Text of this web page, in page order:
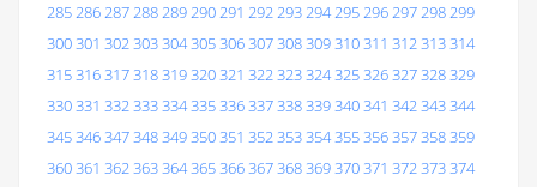
285286287288289290291 292293294295296297298299
300301 302303304305306307308309310311 312313314
315316317318319320321 322323324325326327328329
330331 332333334335336337338339340341 342343344
345346347348349350351 352353354355356357358359
360361 362363364365366367368369370371 372373374